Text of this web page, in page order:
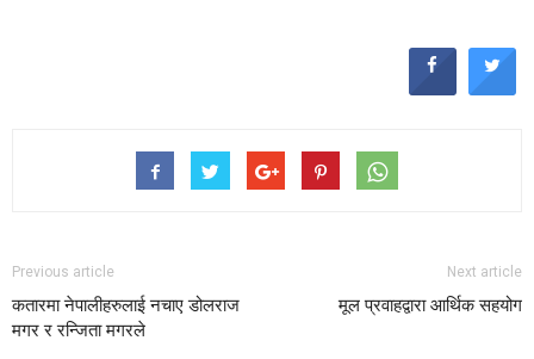
Previous article
कतारमा नेपालीहरुलाई नचाए डोलराज
मगर र रन्जिता मगरले
Next article
मूल प्रवाहद्वारा आर्थिक सहयोग